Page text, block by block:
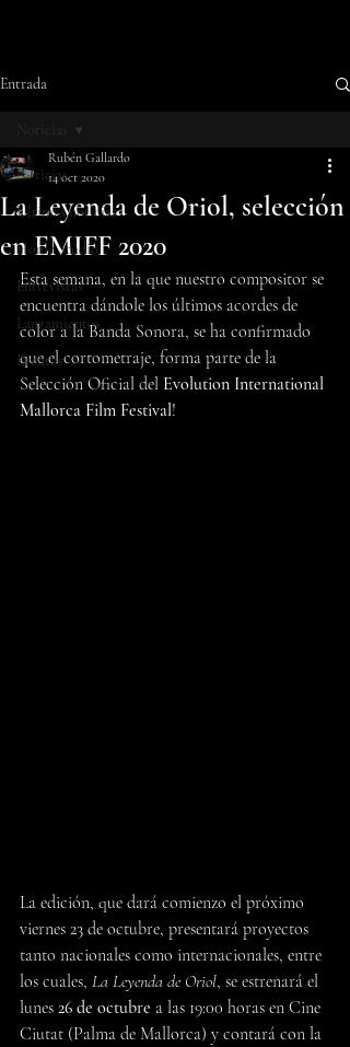
Entrada
Noticias
Últimas noticias
Home Studio
Entrevistas
Lanzamientos
Eventos
Noticias
La Leyenda de Oriol, selección
en EMIFF 2020
Rubén Gallardo
14 oct 2020
Esta semana, en la que nuestro compositor se
encuentra dándole los últimos acordes de
color a la Banda Sonora, se ha confirmado
que el cortometraje, forma parte de la
Selección Oficial del Evolution International
Mallorca Film Festival!
La edición, que dará comienzo el próximo
viernes 23 de octubre, presentará proyectos
tanto nacionales como internacionales, entre
los cuales, La Leyenda de Oriol, se estrenará el
lunes 26 de octubre a las 19:00 horas en Cine
Ciutat (Palma de Mallorca) y contará con la